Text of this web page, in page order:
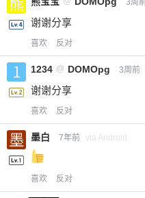
3周前
谢谢分享
喜欢 反对
1234 @ DOMOpg 3周前
谢谢分享
喜欢 反对
墨白 7年前 via Android
喜欢 反对